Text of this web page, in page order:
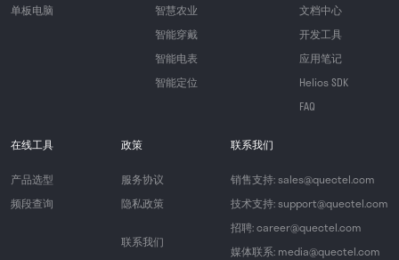
单板电脑
智慧农业
智能穿戴
智能电表
智能定位
文档中心
开发工具
应用笔记
Helios SDK
FAQ
在线工具
产品选型
频段查询
政策
服务协议
隐私政策
联系我们
联系我们
销售支持: sales@quectel.com
技术支持: support@quectel.com
招聘: career@quectel.com
媒体联系: media@quectel.com